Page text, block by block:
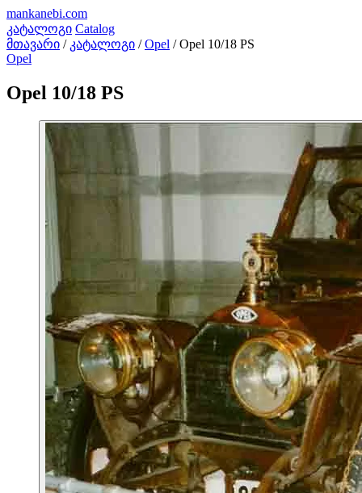
mankanebi.com
კატალოგი Catalog
მთავარი / კატალოგი / Opel / Opel 10/18 PS
Opel
Opel 10/18 PS